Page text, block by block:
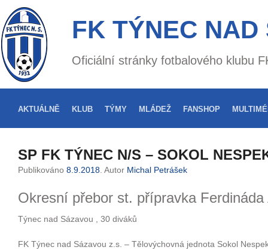
FK TÝNEC NAD
Oficiální stránky fotbalového klubu
AKTUÁLNĚ KLUB TÝMY MLÁDEŽ FANSHOP
SP FK TÝNEC N/S – SOKOL
Publikováno 8.9.2018 . Autor Michal Petrášek
Okresní přebor st. přípravka Ferdináda
Týnec nad Sázavou , 30 diváků
FK Týnec nad Sázavou z.s. – Tělovýchovná jednota Sokol